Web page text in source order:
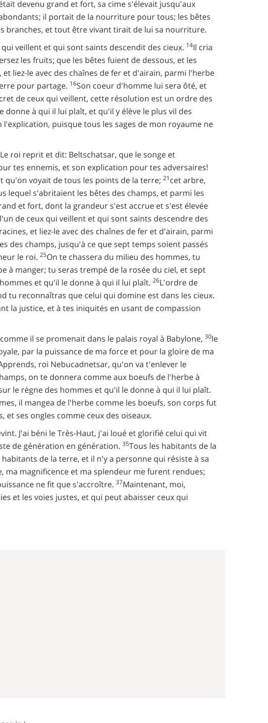
devenu grand et fort, sa cime s'élevait jusqu'aux
il portait de la nourriture pour tous; les bêtes
branches, et tout être vivant tirait de lui sa nourriture.
veillent et qui sont saints descendit des cieux. 14Il cria
les fruits; que les bêtes fuient de dessous, et les
liez-le avec des chaînes de fer et d'airain, parmi l'herbe
pour partage. 16Son coeur d'homme lui sera ôté, et
de ceux qui veillent, cette résolution est un ordre des
à qui il lui plaît, et qu'il y élève le plus vil des
puisque tous les sages de mon royaume ne
roi reprit et dit: Beltschatsar, que le songe et
tes ennemis, et son explication pour tes adversaires!
qu'on voyait de tous les points de la terre; 21cet arbre,
s'abritaient les bêtes des champs, et parmi les
et fort, dont la grandeur s'est accrue et s'est élevée
de ceux qui veillent et qui sont saints descendre des
et liez-le avec des chaînes de fer et d'airain, parmi
des champs, jusqu'à ce que sept temps soient passés
le roi. 25On te chassera du milieu des hommes, tu
à manger; tu seras trempé de la rosée du ciel, et sept
et qu'il le donne à qui il lui plaît. 26L'ordre de
tu reconnaîtras que celui qui domine est dans les cieux.
la justice, et à tes iniquités en usant de compassion
il se promenait dans le palais royal à Babylone, 30le
par la puissance de ma force et pour la gloire de ma
roi Nebucadnetsar, qu'on va t'enlever le
on te donnera comme aux boeufs de l'herbe à
le règne des hommes et qu'il le donne à qui il lui plaît.
il mangea de l'herbe comme les boeufs, son corps fut
et ses ongles comme ceux des oiseaux.
J'ai béni le Très-Haut, j'ai loué et glorifié celui qui vit
de génération en génération. 35Tous les habitants de la
de la terre, et il n'y a personne qui résiste à sa
ma magnificence et ma splendeur me furent rendues;
ne fit que s'accroître. 37Maintenant, moi,
et les voies justes, et qui peut abaisser ceux qui